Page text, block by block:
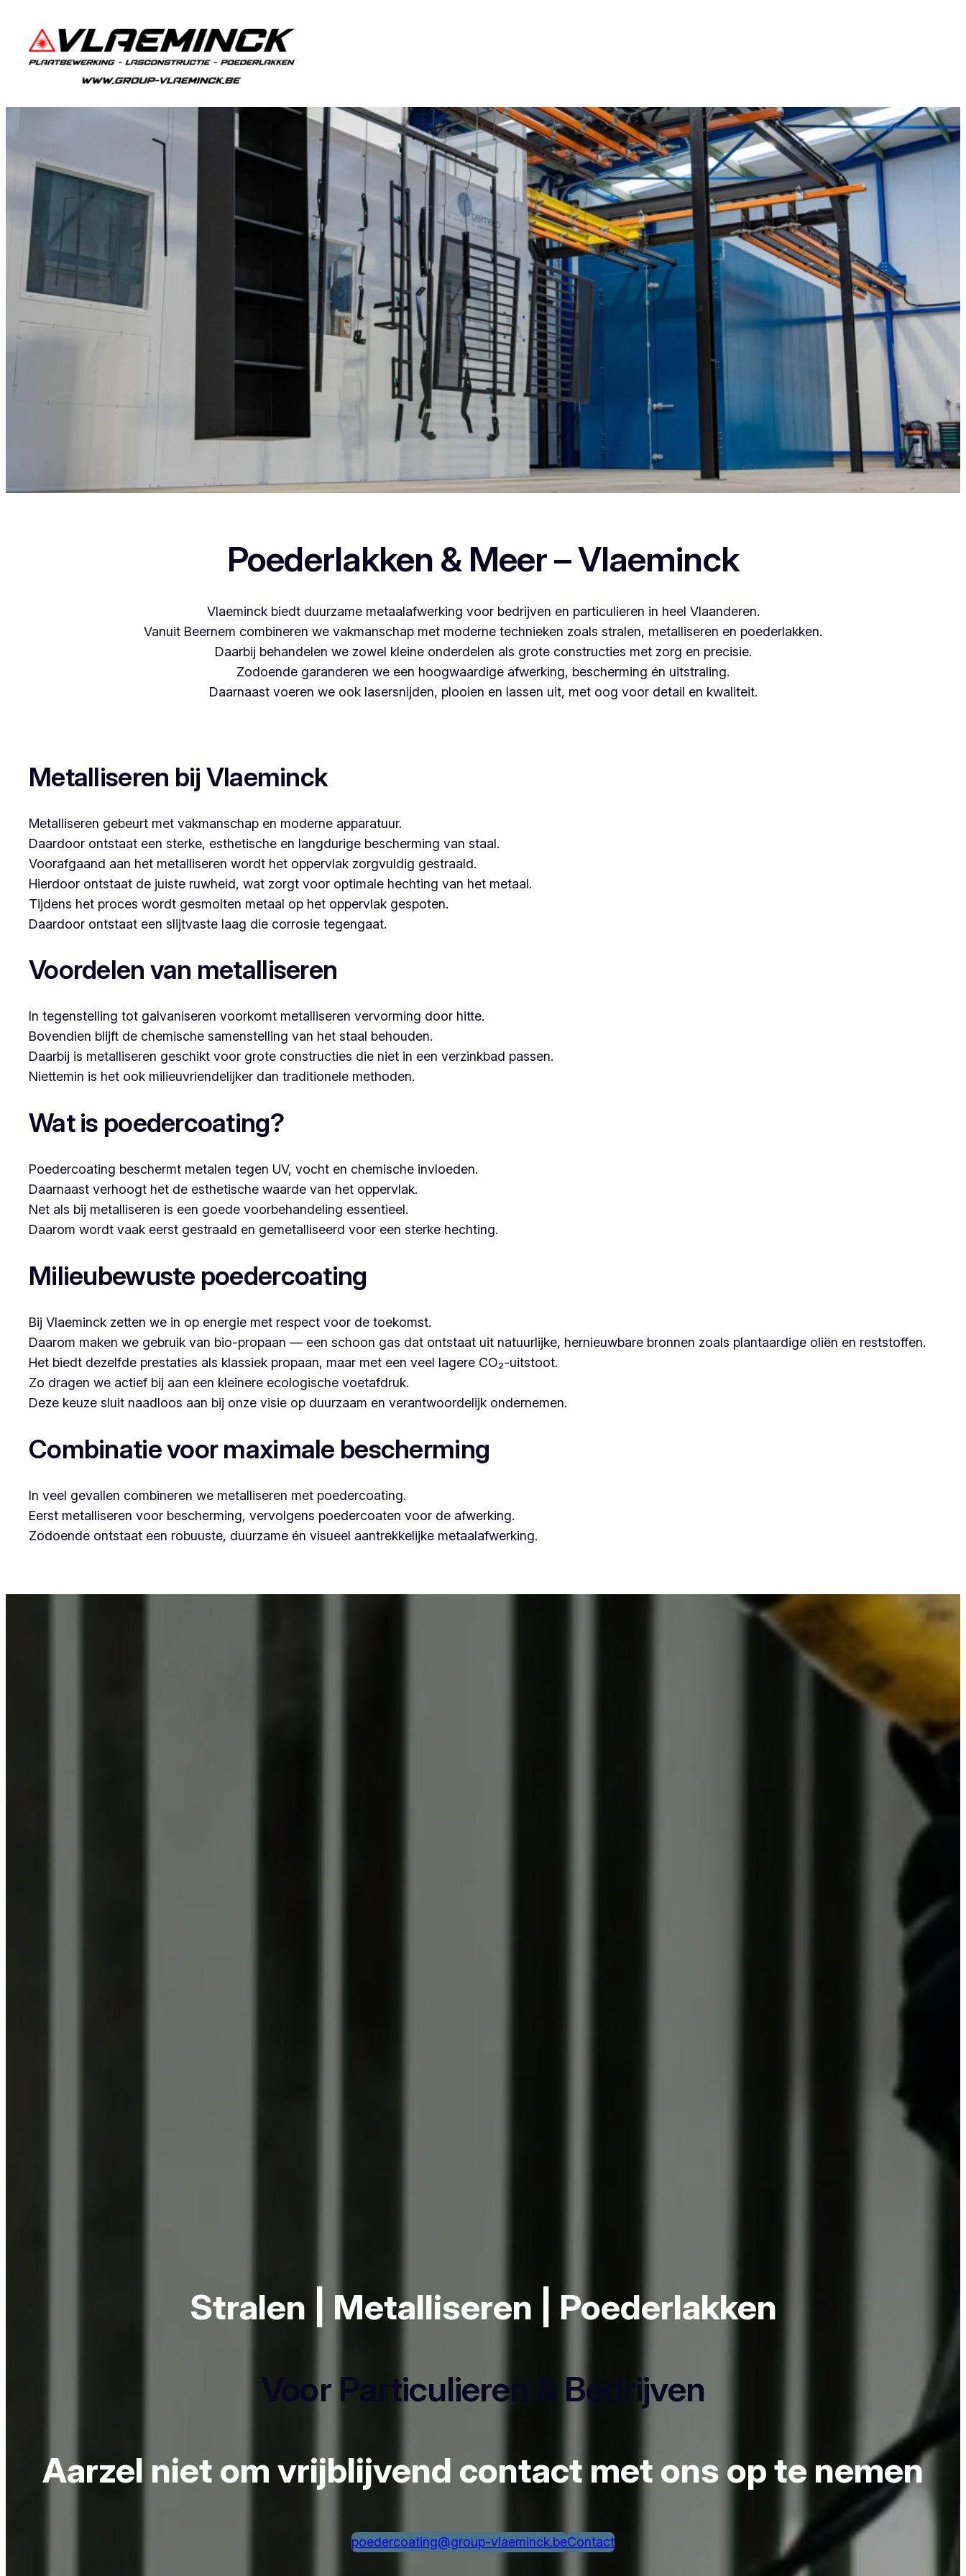
Poederlakken & Meer – Vlaeminck
Vlaeminck biedt duurzame metaalafwerking voor bedrijven en particulieren in heel Vlaanderen.
Vanuit Beernem combineren we vakmanschap met moderne technieken zoals stralen, metalliseren en poederlakken.
Daarbij behandelen we zowel kleine onderdelen als grote constructies met zorg en precisie.
Zodoende garanderen we een hoogwaardige afwerking, bescherming én uitstraling.
Daarnaast voeren we ook lasersnijden, plooien en lassen uit, met oog voor detail en kwaliteit.
Metalliseren bij Vlaeminck
Metalliseren gebeurt met vakmanschap en moderne apparatuur.
Daardoor ontstaat een sterke, esthetische en langdurige bescherming van staal.
Voorafgaand aan het metalliseren wordt het oppervlak zorgvuldig gestraald.
Hierdoor ontstaat de juiste ruwheid, wat zorgt voor optimale hechting van het metaal.
Tijdens het proces wordt gesmolten metaal op het oppervlak gespoten.
Daardoor ontstaat een slijtvaste laag die corrosie tegengaat.
Voordelen van metalliseren
In tegenstelling tot galvaniseren voorkomt metalliseren vervorming door hitte.
Bovendien blijft de chemische samenstelling van het staal behouden.
Daarbij is metalliseren geschikt voor grote constructies die niet in een verzinkbad passen.
Niettemin is het ook milieuvriendelijker dan traditionele methoden.
Wat is poedercoating?
Poedercoating beschermt metalen tegen UV, vocht en chemische invloeden.
Daarnaast verhoogt het de esthetische waarde van het oppervlak.
Net als bij metalliseren is een goede voorbehandeling essentieel.
Daarom wordt vaak eerst gestraald en gemetalliseerd voor een sterke hechting.
Milieubewuste poedercoating
Bij Vlaeminck zetten we in op energie met respect voor de toekomst.
Daarom maken we gebruik van bio-propaan — een schoon gas dat ontstaat uit natuurlijke, hernieuwbare bronnen zoals plantaardige oliën en reststoffen.
Het biedt dezelfde prestaties als klassiek propaan, maar met een veel lagere CO₂-uitstoot.
Zo dragen we actief bij aan een kleinere ecologische voetafdruk.
Deze keuze sluit naadloos aan bij onze visie op duurzaam en verantwoordelijk ondernemen.
Combinatie voor maximale bescherming
In veel gevallen combineren we metalliseren met poedercoating.
Eerst metalliseren voor bescherming, vervolgens poedercoaten voor de afwerking.
Zodoende ontstaat een robuuste, duurzame én visueel aantrekkelijke metaalafwerking.
Stralen | Metalliseren | Poederlakken
Voor Particulieren & Bedrijven
Aarzel niet om vrijblijvend contact met ons op te nemen
poedercoating@group-vlaeminck.beContact